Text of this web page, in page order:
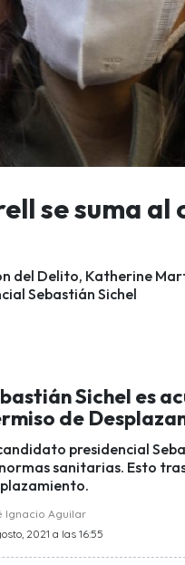
se suma al
del Delito, Katherine
Sebastián Sichel
Sichel es
de
presidencial
sanitarias. Esto
Ignacio Aguilar
2021 a las 16:55